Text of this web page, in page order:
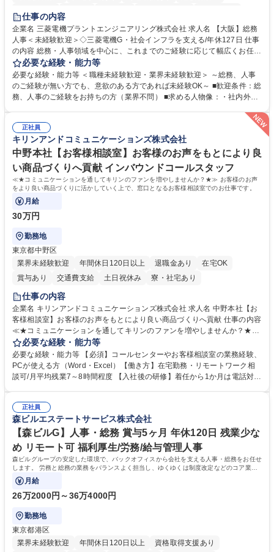
退職金あり
駅近5分以内
土日祝休み 服装自由 寮・社宅あり 食事補助あり
仕事の内容
企業名 三菱電機プラントエンジニアリング株式会社 求人名 【大阪】総務
人事＜未経験歓迎＞◇三菱電機G・社会インフラを支える/年休127日 仕事
の内容 総務・人事領域を中心に、これまでのご経験に応じて幅広くお任せ
します。 ＜具体的には＞ ・総務/人事労務（給与・社保・勤怠管理など）
・採用・教育研修 ・福利厚生運用 など ※基本的には事務所勤務ですが、
採用や教育等の業務内容により、関西圏以外への日帰り・宿泊を伴う国内
出張もございます。 ※担当業務を持ちつつ、お互いに助け合いながら、総
総務人事＜未経験歓迎＞◇三菱電機G・社会インフラを支える/年休127日
必要な経験・能力等
必要な経験・能力等 ＜職種未経験歓迎・業界未経験歓迎＞ ～総務、人事
のご経験が無い方でも、意欲のある方であれば未経験OK～ ■歓迎条件：総
務、人事のご経験をお持ちの方（業界不問） ■求める人物像：・社内外の
ミュニケーション能力を持っている方 ・人事総務領域に興味がありゼネラ
正社員
キリンアンドコミュニケーションズ株式会社
中野本社【お客様相談室】お客様のお声をもとにより良
い商品づくりへ貢献 インバウンドコールスタッフ
≪★コミュニケーションを通してキリンのファンを増やしませんか？★≫ お客様のお声
をより良い商品づくりに活かしていく上で、窓口となるお客様相談室でのお仕事です。
月給
30万円
勤務地
東京都中野区
業界未経験歓迎
年間休日120日以上 退職金あり
在宅OK
賞与あり
交通費支給 土日祝休み 寮・社宅あり
仕事の内容
企業名 キリンアンドコミュニケーションズ株式会社 求人名 中野本社【お
客様相談室】お客様のお声をもとにより良い商品づくりへ貢献 仕事の内容
≪★コミュニケーションを通してキリンのファンを増やしませんか？★≫
お客様のお声をより良い商品づくりに活かしていく上で、窓口となるお客
様相談室でのお仕事です。 日々お客様からいただくキリングループへのご
意見を、企業活動に活かしています。お客様からの声に迅速かつ誠意をも
って対応、情報提供するとともにグループ内活動に反映しています。 【具
平均100件前後■メール・手紙：同上40件前後 募集職種 中野本社【お客様
相談室】お客様のお声をもとにより良い商品づくりへ貢献
必要な経験・能力等
必要な経験・能力等 【必須】コールセンターやお客様相談室の業務経験、
PCが使える方（Word・Excel）【働き方】在宅勤務・リモートワーク相
談可/月平均残業7～8時間程度 【入社後の研修】着任から1か月は電話対応
すのでご安心ください。 【当社について】キリングループの広報機能を担
う会社として、お客様との出会いを大切にし、磨き上げたホスピタリティ
を込めてコミュニケーションをとりながら広報関連業務を行っておりま
す。 学歴・資格 学歴：大学院 大学 高専 短大 専修学校 高校 語学力： 資
格：
正社員
森ビルエステートサービス株式会社
【森ビルG】人事・総務 賞与5ヶ月 年休120日 残業少な
め リモート可 福利厚生/労務/給与管理人事
森ビルグループの安定した環境で、バックオフィスから会社を支える人事・総務をお任せ
します。 労務と総務の業務をバランスよく担当し、ゆくゆくは制度改定などのコア業務
にも挑戦できる、やりがいある環境です。
月給
26万2000円～36万4000円
勤務地
東京都港区
業界未経験歓迎
年間休日120日以上 資格取得支援あり